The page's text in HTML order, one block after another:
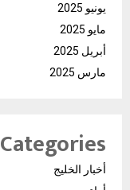
يونيو 2025
مايو 2025
أبريل 2025
مارس 2025
Categories
أخبار الخليج